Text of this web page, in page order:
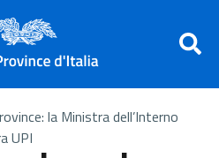
la Ministra dell’Interno
UPI